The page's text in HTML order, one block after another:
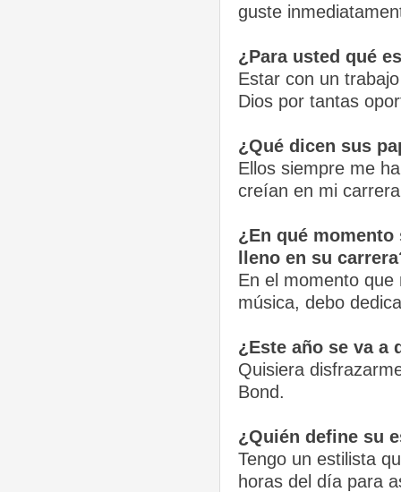
guste
¿Para usted qué
Estar con un
Dios por tantas
¿Qué dicen sus
Ellos siempre me
creían en mi
¿En qué
lleno en su
En el momento
música, debo
¿Este año se va a
Quisiera
Bond.
¿Quién define su
Tengo un estilista
horas del día para